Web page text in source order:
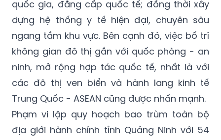
Đáng chú ý, quy hoạch đặt mục tiêu phát
triển Quảng Ninh trở thành trung tâm du lịch
quốc gia, đẳng cấp quốc tế; đồng thời xây
dựng hệ thống y tế hiện đại, chuyên sâu
ngang tầm khu vực. Bên cạnh đó, việc bố trí
không gian đô thị gắn với quốc phòng - an
ninh, mở rộng hợp tác quốc tế, nhất là với
các đô thị ven biển và hành lang kinh tế
Trung Quốc - ASEAN cũng được nhấn mạnh.